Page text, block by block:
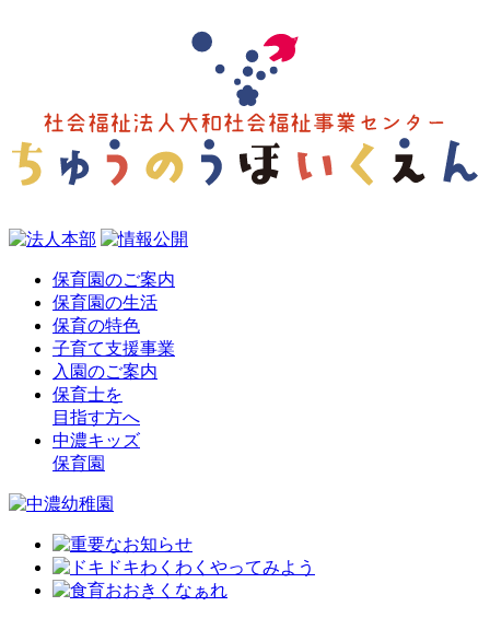
保育園のご案内
保育園の生活
保育の特色
子育て支援事業
入園のご案内
保育士を
目指す方へ
中濃キッズ
保育園